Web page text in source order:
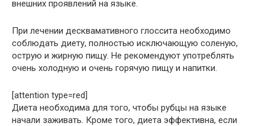
внешних проявлений на языке.
При лечении десквамативного глоссита необходимо
соблюдать диету, полностью исключающую соленую,
острую и жирную пищу. Не рекомендуют употреблять
очень холодную и очень горячую пищу и напитки.
[attention type=red]
Диета необходима для того, чтобы рубцы на языке
начали заживать. Кроме того, диета эффективна, если